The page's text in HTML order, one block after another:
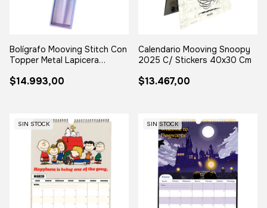
Bolígrafo Mooving Stitch Con
Topper Metal Lapicera
$14.993,00
Calendario Mooving Snoopy
2025 C/ Stickers 40x30 Cm
$13.467,00
SIN STOCK SIN STOCK